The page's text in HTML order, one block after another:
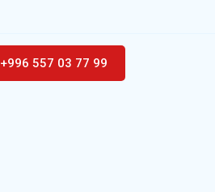
+996 557 03 77 99